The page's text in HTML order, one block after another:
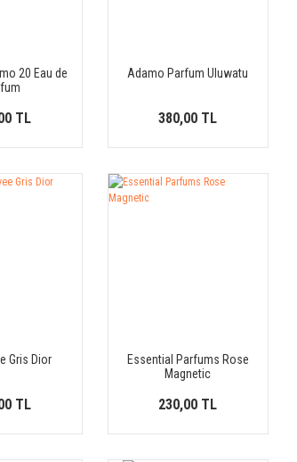
20 Eau de
TL
Adamo Parfum Uluwatu
380,00 TL
Gris Dior
TL
Essential Parfums Rose
Magnetic
230,00 TL